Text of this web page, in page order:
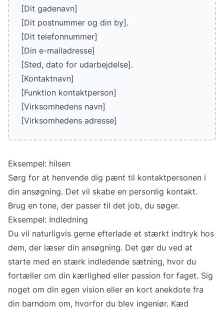
[Dit gadenavn]
[Dit postnummer og din by].
[Dit telefonnummer]
[Din e-mailadresse]
[Sted, dato for udarbejdelse].
[Kontaktnavn]
[Funktion kontaktperson]
[Virksomhedens navn]
[Virksomhedens adresse]
Eksempel: hilsen
Sørg for at henvende dig pænt til kontaktpersonen i
din ansøgning. Det vil skabe en personlig kontakt.
Brug en tone, der passer til det job, du søger.
Eksempel: Indledning
Du vil naturligvis gerne efterlade et stærkt indtryk hos
dem, der læser din ansøgning. Det gør du ved at
starte med en stærk indledende sætning, hvor du
fortæller om din kærlighed eller passion for faget. Sig
noget om din egen vision eller en kort anekdote fra
din barndom om, hvorfor du blev ingeniør. Kæd